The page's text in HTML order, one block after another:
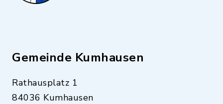
Gemeinde Kumhausen
Rathausplatz 1
84036 Kumhausen